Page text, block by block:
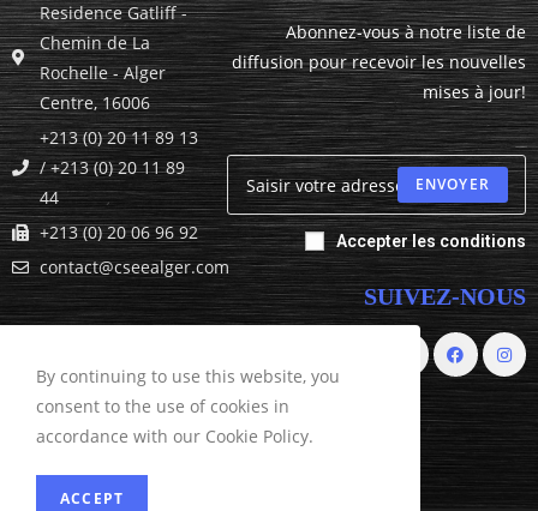
Residence Gatliff -
Chemin de La
Rochelle - Alger
Centre, 16006
+213 (0) 20 11 89 13
/ +213 (0) 20 11 89
44
+213 (0) 20 06 96 92
contact@cseealger.com
Abonnez-vous à notre liste de
diffusion pour recevoir les nouvelles
mises à jour!
ENVOYER
Accepter les conditions
SUIVEZ-NOUS
By continuing to use this website, you
consent to the use of cookies in
accordance with our Cookie Policy.
ACCEPT